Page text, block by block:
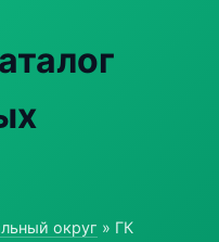
округ » ГК